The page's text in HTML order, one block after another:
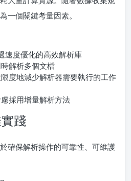
一個關鍵考量因素。
速度優化的高效解析庫
解析多個文檔
度地減少解析器需要執行的工作
採用增量解析方法
踐
確保解析操作的可靠性、可維護